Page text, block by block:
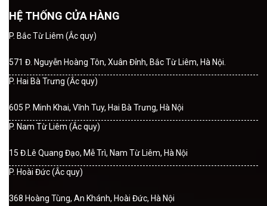
HỆ THỐNG CỬA HÀNG
P. Bắc Từ Liêm (Ắc quy)
571 Đ. Nguyễn Hoàng Tôn, Xuân Đỉnh, Bắc Từ Liêm, Hà Nội.
P. Hai Bà Trưng (Ắc quy)
605 P. Minh Khai, Vĩnh Tuy, Hai Bà Trưng, Hà Nội
P. Nam Từ Liêm (Ắc quy)
15 Đ.Lê Quang Đạo, Mễ Trì, Nam Từ Liêm, Hà Nội
P. Hoài Đức (Ắc quy)
368 Hoàng Tùng, An Khánh, Hoài Đức, Hà Nội